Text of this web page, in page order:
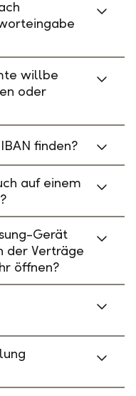
willbe
oder
finden?
auf einem
Gerät
der Verträge
öffnen?